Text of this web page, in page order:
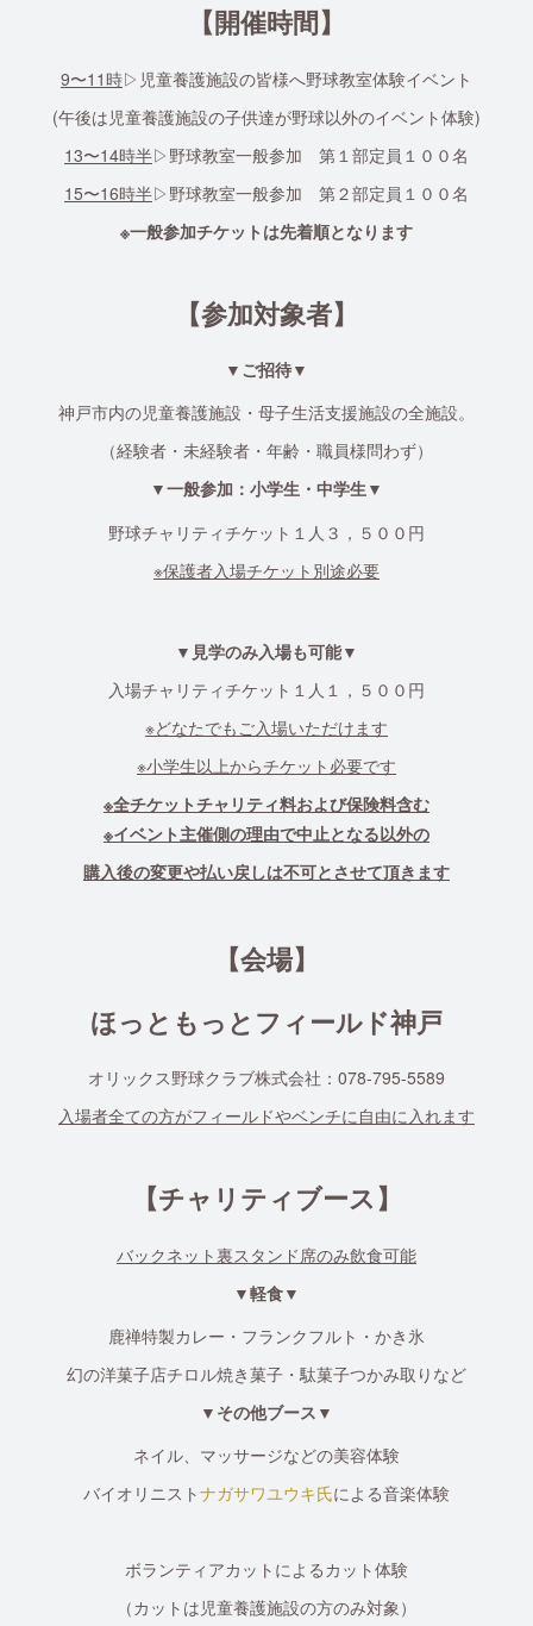
【開催時間】
9〜11時▷児童養護施設の皆様へ野球教室体験イベント
(午後は児童養護施設の子供達が野球以外のイベント体験)
13〜14時半▷野球教室一般参加 第１部定員１００名
15〜16時半▷野球教室一般参加 第２部定員１００名
※一般参加チケットは先着順となります
【参加対象者】
▼ご招待▼
神戸市内の児童養護施設・母子生活支援施設の全施設。
（経験者・未経験者・年齢・職員様問わず）
▼一般参加：小学生・中学生▼
野球チャリティチケット１人３，５００円
※保護者入場チケット別途必要
▼見学のみ入場も可能▼
入場チャリティチケット１人１，５００円
※どなたでもご入場いただけます
※小学生以上からチケット必要です
※全チケットチャリティ料および保険料含む
※イベント主催側の理由で中止となる以外の
購入後の変更や払い戻しは不可とさせて頂きます
【会場】
ほっともっとフィールド神戸
オリックス野球クラブ株式会社：078-795-5589
入場者全ての方がフィールドやベンチに自由に入れます
【チャリティブース】
バックネット裏スタンド席のみ飲食可能
▼軽食▼
鹿禅特製カレー・フランクフルト・かき氷
幻の洋菓子店チロル焼き菓子・駄菓子つかみ取りなど
▼その他ブース▼
ネイル、マッサージなどの美容体験
バイオリニストナガサワユウキ氏による音楽体験
ボランティアカットによるカット体験
（カットは児童養護施設の方のみ対象）